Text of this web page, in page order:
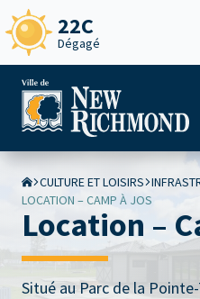
22C
Dégagé
CULTURE ET LOISIRS
LOCATION – CAMP À JOS
Location –
Situé au Parc de la